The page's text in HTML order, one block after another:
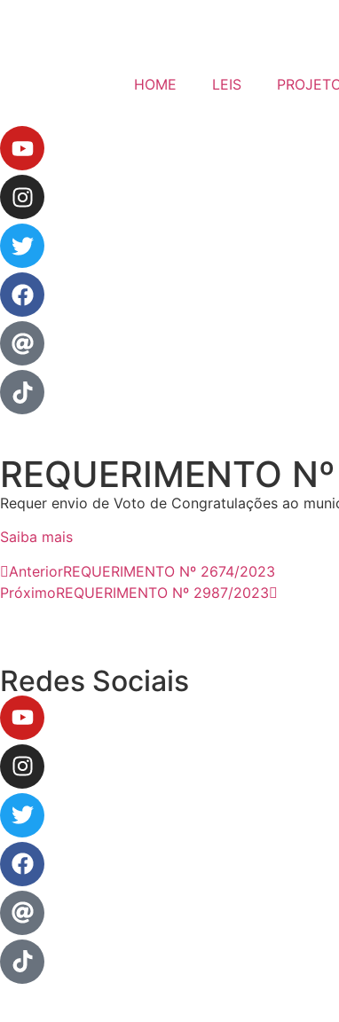
HOME LEIS
REQUERIMENTO
Requer envio de Voto de Congratulações ao
Saiba mais
AnteriorREQUERIMENTO Nº 2674/2023
PróximoREQUERIMENTO Nº 2987/2023
Redes Sociais